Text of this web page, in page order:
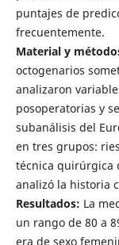
puntajes de
frecuentemente.
Material y
octogenarios
analizaron
posoperatorias y
subanálisis del
en tres grupos:
técnica quirúrgica
analizó la historia
Resultados: La
un rango de 80 a
era de sexo